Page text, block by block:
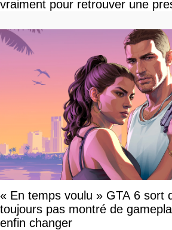
vraiment pour retrouver une
« En temps voulu » GTA 6 sort
toujours pas montré de
enfin changer